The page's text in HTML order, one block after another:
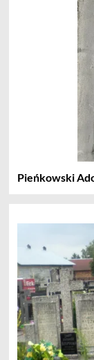
Pieńkowski